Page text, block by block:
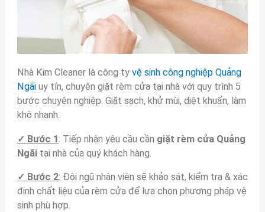
Nhà Kim Cleaner là công ty vệ sinh công nghiệp Quảng
Ngãiuy tín, chuyên giặt rèm cửa tại nhà với quy trình 5
bước chuyên nghiệp. Giặt sạch, khử mùi, diệt khuẩn, làm
khô nhanh.
✓ Bước 1: Tiếp nhận yêu cầu cần giặt rèm cửa Quảng
Ngãitại nhà của quý khách hàng.
✓ Bước 2: Đội ngũ nhân viên sẽ khảo sát, kiểm tra & xác
định chất liệu của rèm cửa để lựa chọn phương pháp vệ
sinh phù hợp.